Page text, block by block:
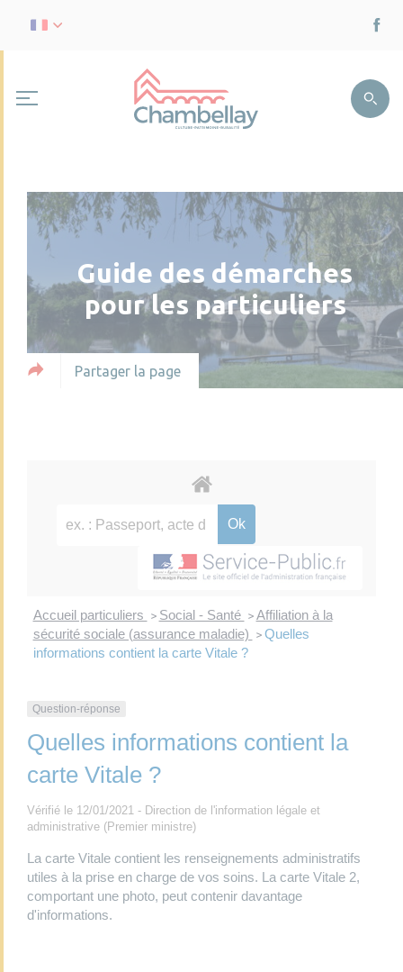
Guide des démarches
pour les particuliers
Partager la page
Accueil particuliers > Social - Santé > Affiliation à la
sécurité sociale (assurance maladie)
> Quelles
informations contient la carte Vitale ?
Question-réponse
Quelles informations contient la
carte Vitale ?
Vérifié le 12/01/2021 - Direction de l'information légale et
administrative (Premier ministre)
La carte Vitale contient les renseignements administratifs
utiles à la prise en charge de vos soins. La carte Vitale 2,
comportant une photo, peut contenir davantage
d'informations.